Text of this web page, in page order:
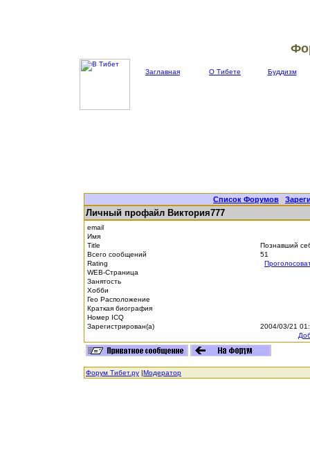
Заглавная О Тибете Буддизм
Список Форумов |
Личный профайл Виктория777
email
Имя
Title
Познавший
Всего сообщений
51
Rating
WEB-Страница
Занятость
Хобби
Гео Расположение
Краткая биография
Номер ICQ
Зарегистрирован(а)
2004/03/21
Форум Тибет.ру |Модератор